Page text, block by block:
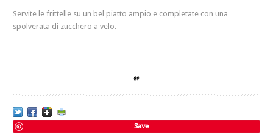
Servite le frittelle su un bel piatto ampio e completate con una
spolverata di zucchero a velo.
Save